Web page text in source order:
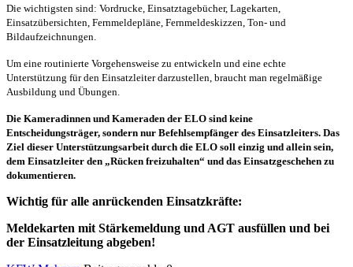
Die wichtigsten sind: Vordrucke, Einsatztagebücher, Lagekarten,
Einsatzübersichten, Fernmeldepläne, Fernmeldeskizzen, Ton- und
Bildaufzeichnungen.
Um eine routinierte Vorgehensweise zu entwickeln und eine echte
Unterstützung für den Einsatzleiter darzustellen, braucht man regelmäßige
Ausbildung und Übungen.
Die Kameradinnen und Kameraden der ELO sind keine
Entscheidungsträger, sondern nur Befehlsempfänger des Einsatzleiters. Das
Ziel dieser Unterstützungsarbeit durch die ELO soll einzig und allein sein,
dem Einsatzleiter den „Rücken freizuhalten“ und das Einsatzgeschehen zu
dokumentieren.
Wichtig für alle anrückenden Einsatzkräfte:
Meldekarten mit Stärkemeldung und AGT ausfüllen und bei
der Einsatzleitung abgeben!